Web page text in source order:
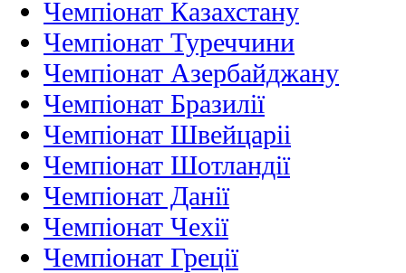
Чемпіонат Казахстану
Чемпіонат Туреччини
Чемпіонат Азербайджану
Чемпіонат Бразилії
Чемпіонат Швейцаріі
Чемпіонат Шотландії
Чемпіонат Данії
Чемпіонат Чехії
Чемпіонат Греції